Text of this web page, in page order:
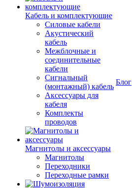
Кабель и комплектующие
Силовые кабели
Акустический
кабель
Межблочные и
соединительные
кабели
Сигнальный
(монтажный) кабель
Аксессуары для
кабеля
Комплекты
проводов
Магнитолы и аксессуары
Магнитолы
Переходники
Переходные рамки
Блог